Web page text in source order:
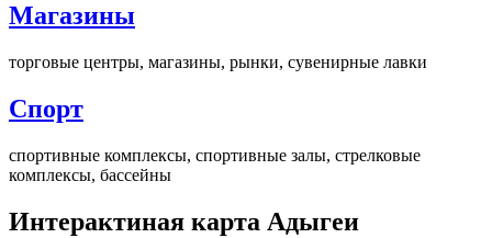
Магазины
торговые центры, магазины, рынки, сувенирные лавки
Спорт
спортивные комплексы, спортивные залы, стрелковые
комплексы, бассейны
Интерактиная карта Адыгеи